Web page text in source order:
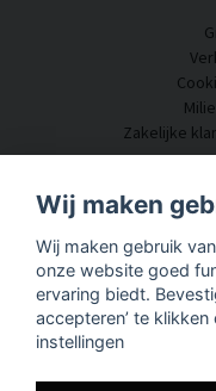
Zakelijke
Wij maken
Wij maken gebruik
onze website goed
ervaring biedt.
accepteren’ te
instellingen